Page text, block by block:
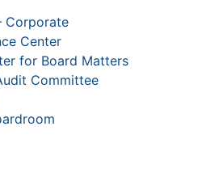
Corporate
Center
for Board Matters
Committee